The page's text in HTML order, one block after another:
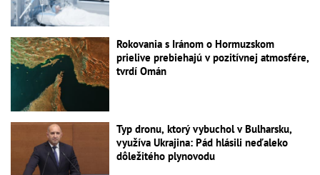
Rokovania s Iránom o Hormuzskom
prielive prebiehajú v pozitívnej atmosfére,
tvrdí Omán
Typ dronu, ktorý vybuchol v Bulharsku,
využíva Ukrajina: Pád hlásili neďaleko
dôležitého plynovodu